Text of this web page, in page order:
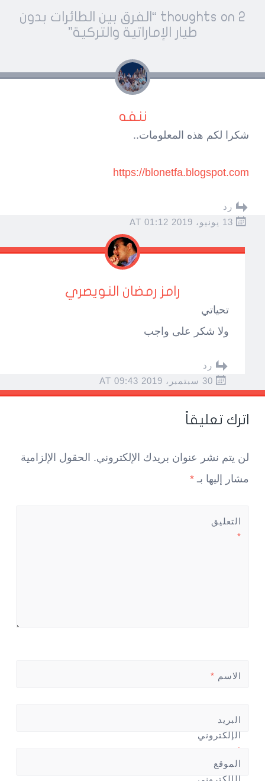
Post
navigation
2 thoughts on “
الفرق بين الطائرات بدون
طيار الإماراتية والتركية”
ننفه
شكرا لكم هذه المعلومات..
https://blonetfa.blogspot.com
رد
13 يونيو، 2019 AT 01:12
رامز رمضان النويصري
تحياتي
ولا شكر على واجب
رد
30 سبتمبر، 2019 AT 09:43
اترك تعليقاً
لن يتم نشر عنوان بريدك الإلكتروني. الحقول الإلزامية
مشار إليها بـ *
التعليق
*
الاسم *
البريد
الإلكتروني
*
الموقع
الإلكتروني